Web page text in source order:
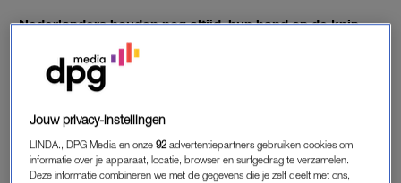
Nederlanders houden nog altijd hun hand op de knip
de hoge inflatie
en sporten in het gedrang, want ongezond is
vaak goedkoper.
Zo blijkt uit nieuw onderzoek van twee verzekeraars, schrijft
hetAD.
Jouw privacy-instellingen
LINDA., DPG Media en onze92 advertentiepartners gebruiken cookies om
informatie over je apparaat, locatie, browser en surfgedrag te verzamelen.
Deze informatie combineren we met de gegevens die je zelf deelt met ons,